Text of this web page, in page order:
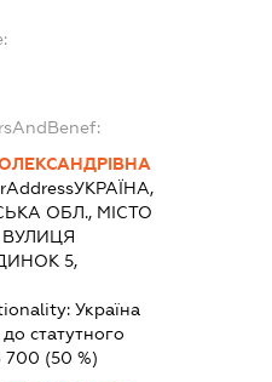
УКРАЇНА,
ОБЛ., МІСТО
ВУЛИЦЯ
5,
Україна
статутного
700 (50 %)